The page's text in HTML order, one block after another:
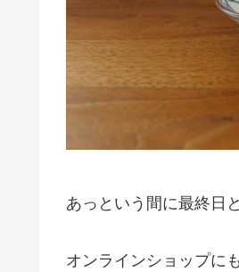
あっという間に最終日
オンラインショップに